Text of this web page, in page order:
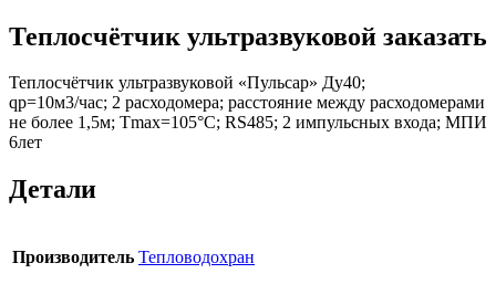
Теплосчётчик ультразвуковой заказать
Теплосчётчик ультразвуковой «Пульсар» Ду40;
qp=10м3/час; 2 расходомера; расстояние между расходомерами
не более 1,5м; Tmax=105°С; RS485; 2 импульсных входа; МПИ
6лет
Детали
Производитель Тепловодохран